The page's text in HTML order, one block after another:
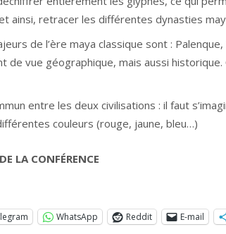
ainsi, retracer les différentes dynasties
de l’ère maya classique sont :
de vue géographique, mais aussi
entre les deux civilisations : il faut
couleurs (rouge, jaune, bleu…)
LA CONFÉRENCE
WhatsApp Reddit E-mail